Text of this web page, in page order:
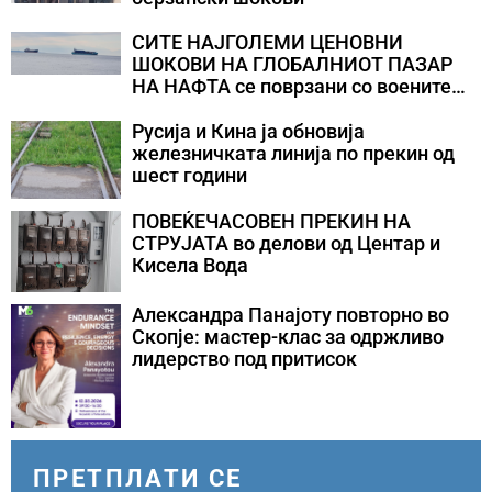
СИТЕ НАЈГОЛЕМИ ЦЕНОВНИ
ШОКОВИ НА ГЛОБАЛНИОТ ПАЗАР
НА НАФТА се поврзани со воените
Русија и Кина ја обновија
железничката линија по прекин од
шест години
ПОВЕЌЕЧАСОВЕН ПРЕКИН НА
СТРУЈАТА во делови од Центар и
Кисела Вода
Александра Панајоту повторно во
Скопје: мастер-клас за одржливо
лидерство под притисок
ПРЕТПЛАТИ СЕ